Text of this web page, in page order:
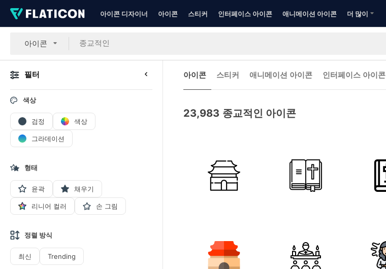
아이콘 디자이너 아이콘 스티커 인터페이스 아이콘 애니메이션 아이콘 더 많이
아이콘
필터
색상
검정 색상
그라데이션
형태
윤곽 채우기
리니어 컬러 손 그림
정렬 방식
최신 Trending
아이콘 스티커 애니메이션 아이콘 인터페이스 아이콘
23,983 종교적인 아이콘